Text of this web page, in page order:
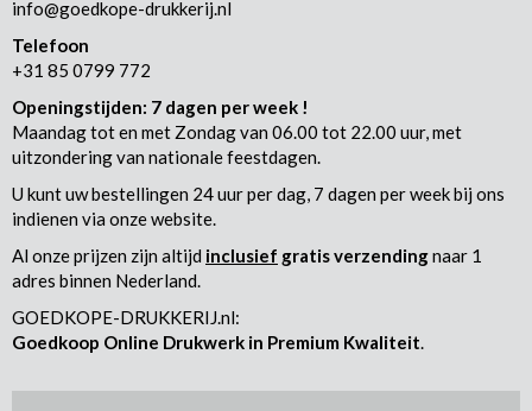
info@goedkope-drukkerij.nl
Telefoon
+31 85 0799 772
Openingstijden: 7 dagen per week !
Maandag tot en met Zondag van 06.00 tot 22.00 uur, met
uitzondering van nationale feestdagen.
U kunt uw bestellingen 24 uur per dag, 7 dagen per week bij ons
indienen via onze website.
Al onze prijzen zijn altijd inclusief gratis verzendingnaar 1
adres binnen Nederland.
GOEDKOPE-DRUKKERIJ.nl:
Goedkoop Online Drukwerk in Premium Kwaliteit.